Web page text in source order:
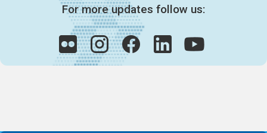
For more updates follow us: